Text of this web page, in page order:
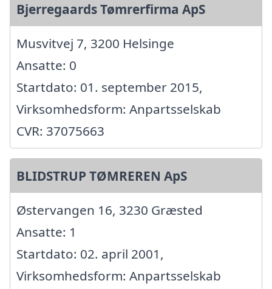
Bjerregaards Tømrerfirma ApS
Musvitvej 7, 3200 Helsinge
Ansatte: 0
Startdato: 01. september 2015,
Virksomhedsform: Anpartsselskab
CVR: 37075663
BLIDSTRUP TØMREREN ApS
Østervangen 16, 3230 Græsted
Ansatte: 1
Startdato: 02. april 2001,
Virksomhedsform: Anpartsselskab